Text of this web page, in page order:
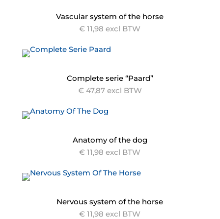
Vascular system of the horse
€ 11,98 excl BTW
Complete serie “Paard”
€ 47,87 excl BTW
Anatomy of the dog
€ 11,98 excl BTW
Nervous system of the horse
€ 11,98 excl BTW